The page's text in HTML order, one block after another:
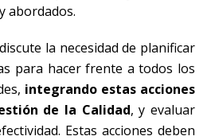
abordados.
la necesidad de planificar
para hacer frente a todos los
integrando estas acciones
de la Calidad, y evaluar
Estas acciones deben